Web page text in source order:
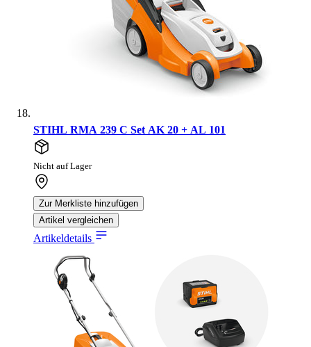
STIHL RMA 239 C Set AK 20 + AL 101
Nicht auf Lager
Zur Merkliste hinzufügen
Artikel vergleichen
Artikeldetails